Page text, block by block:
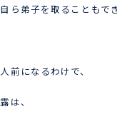
ら弟子を取ることもでき
前になるわけで、
は、